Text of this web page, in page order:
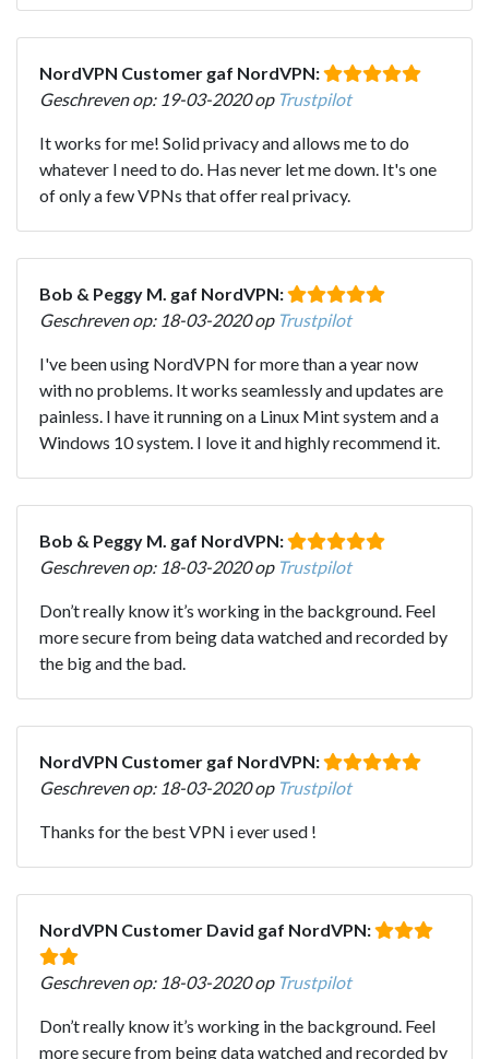
NordVPN Customer gaf NordVPN:
Geschreven op: 19-03-2020 op Trustpilot
It works for me! Solid privacy and allows me to do
whatever I need to do. Has never let me down. It's one
of only a few VPNs that offer real privacy.
Bob & Peggy M. gaf NordVPN:
Geschreven op: 18-03-2020 op Trustpilot
I've been using NordVPN for more than a year now
with no problems. It works seamlessly and updates are
painless. I have it running on a Linux Mint system and a
Windows 10 system. I love it and highly recommend it.
Bob & Peggy M. gaf NordVPN:
Geschreven op: 18-03-2020 op Trustpilot
Don’t really know it’s working in the background. Feel
more secure from being data watched and recorded by
the big and the bad.
NordVPN Customer gaf NordVPN:
Geschreven op: 18-03-2020 op Trustpilot
Thanks for the best VPN i ever used !
NordVPN Customer David gaf NordVPN:
Geschreven op: 18-03-2020 op Trustpilot
Don’t really know it’s working in the background. Feel
more secure from being data watched and recorded by